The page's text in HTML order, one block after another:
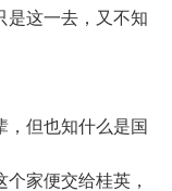
是这一去，又不知
但也知什么是国
家便交给桂英，